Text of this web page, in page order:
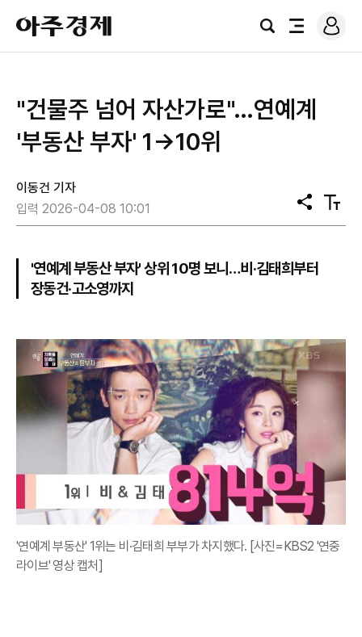
아
주
경
검
전
로
그
"건물주 넘어 자산가로"…연예계
'부동산 부자' 1→10위
이동건 기자
입력 2026-04-08 10:01
공
유
텍
스
'연예계 부동산 부자' 상위 10명 보니…비·김태희부터
장동건·고소영까지
'연예계 부동산' 1위는 비·김태희 부부가 차지했다. [사진=KBS2 '연중
라이브' 영상 캡처]